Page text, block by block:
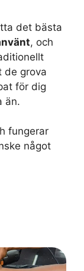
det bästa
, och
de grova
för dig
än.
fungerar
något